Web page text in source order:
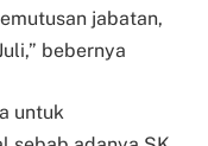
jabatan,
bebernya
untuk